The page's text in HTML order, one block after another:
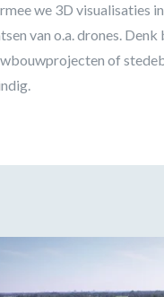
we 3D visualisaties
van o.a. drones.
of